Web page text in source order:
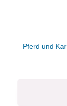
Pferd und